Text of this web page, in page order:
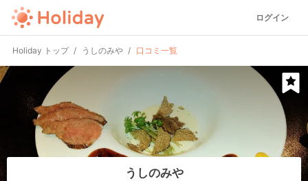
ログイン
Holiday トップ うしのみや 口コミ一覧
うしのみや